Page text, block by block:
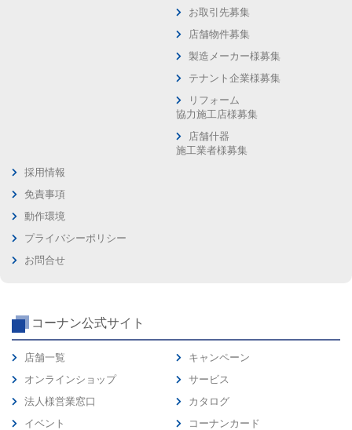
お取引先募集
店舗物件募集
製造メーカー様募集
テナント企業様募集
リフォーム
協力施工店様募集
店舗什器
施工業者様募集
採用情報
免責事項
動作環境
プライバシーポリシー
お問合せ
コーナン公式サイト
店舗一覧
オンラインショップ
法人様営業窓口
イベント
キャンペーン
サービス
カタログ
コーナンカード